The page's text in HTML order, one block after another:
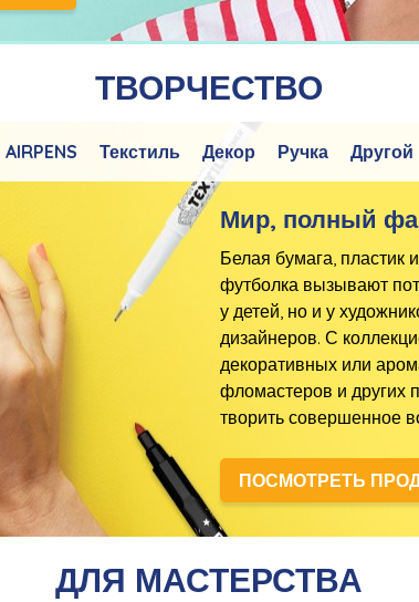
ТВОРЧЕСТВО
AIRPENS Текстиль Декор Ручка Другой
Мир, полный
Белая бумага, пластик
футболка вызывают
у детей, но и у
дизайнеров. С
декоративных или
фломастеров и других
творить совершенное
ПОСМОТРЕТЬ
ДЛЯ МАСТЕРСТВА